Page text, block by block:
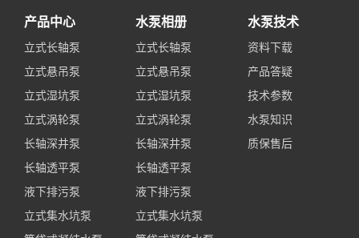
产品中心
立式长轴泵
立式悬吊泵
立式湿坑泵
立式涡轮泵
长轴深井泵
长轴透平泵
液下排污泵
立式集水坑泵
水泵相册
立式长轴泵
立式悬吊泵
立式湿坑泵
立式涡轮泵
长轴深井泵
长轴透平泵
液下排污泵
立式集水坑泵
水泵技术
资料下载
产品答疑
技术参数
水泵知识
质保售后